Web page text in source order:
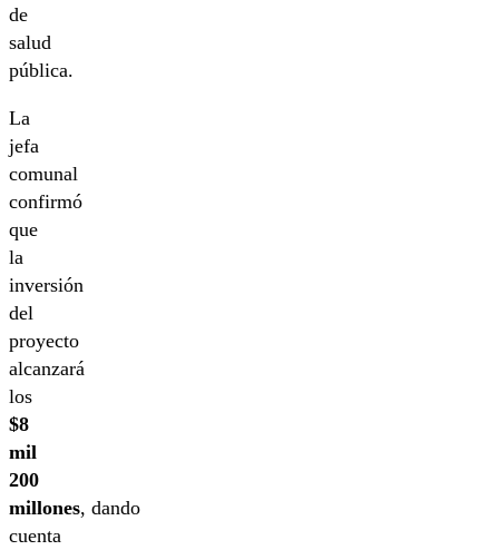
de
salud
pública.
La
jefa
comunal
confirmó
que
la
inversión
del
proyecto
alcanzará
los
$8
mil
200
millones, dando
cuenta